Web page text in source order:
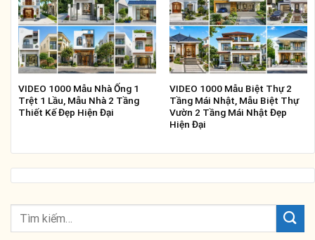
VIDEO 1000 Mẫu Nhà Ống 1
Trệt 1 Lầu, Mẫu Nhà 2 Tầng
Thiết Kế Đẹp Hiện Đại
VIDEO 1000 Mẫu Biệt Thự 2
Tầng Mái Nhật, Mẫu Biệt Thự
Vườn 2 Tầng Mái Nhật Đẹp
Hiện Đại